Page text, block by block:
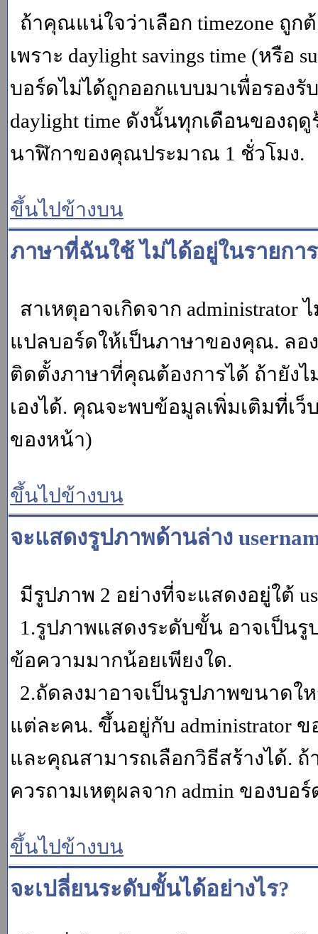
ถ้าคุณแน่ใจว่าเลือก timezone ถู
เพราะ daylight savings time (หรือ
บอร์ดไม่ได้ถูกออกแบบมาเพื่อรอง
daylight time ดังนั้นทุกเดือนของฤ
นาฬิกาของคุณประมาณ 1 ชั่วโมง.
ขึ้นไปข้างบน
ภาษาที่ฉันใช้ ไม่ได้อยู่ในรายกา
สาเหตุอาจเกิดจาก
แปลบอร์ดให้เป็นภาษาของคุณ. ลอง
ติดตั้งภาษาที่คุณต้องการได้ ถ้ายัง
เองได้. คุณจะพบข้อมูลเพิ่มเติมที่เว็
ของหน้า)
ขึ้นไปข้างบน
จะแสดงรูปภาพด้านล่าง
มีรูปภาพ 2 อย่างที่จะแสดงอยู่ใต้
1.รูปภาพแสดงระดับขั้น อาจเป็น
ข้อความมากน้อยเพียงใด.
2.ถัดลงมาอาจเป็นรูปภาพขนาดใ
แต่ละคน. ขึ้นอยู่กับ administrator
และคุณสามารถเลือกวิธีสร้างได้.
ควรถามเหตุผลจาก admin ของบอ
ขึ้นไปข้างบน
จะเปลี่ยนระดับขั้นได้อย่างไร?